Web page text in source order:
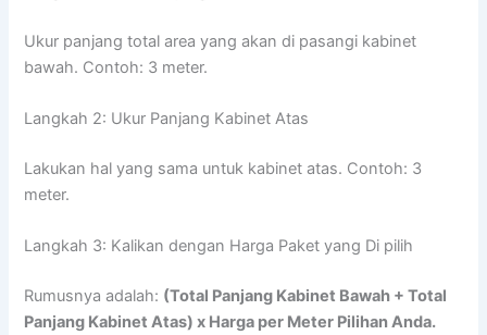
Ukur panjang total area yang akan di pasangi kabinet
bawah. Contoh: 3 meter.
Langkah 2: Ukur Panjang Kabinet Atas
Lakukan hal yang sama untuk kabinet atas. Contoh: 3
meter.
Langkah 3: Kalikan dengan Harga Paket yang Di pilih
Rumusnya adalah: (Total Panjang Kabinet Bawah + Total
Panjang Kabinet Atas) x Harga per Meter Pilihan Anda.